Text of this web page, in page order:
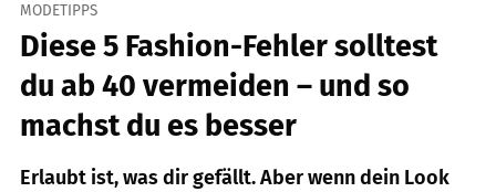
MODETIPPS
Diese 5 Fashion-Fehler solltest
du ab 40 vermeiden – und so
machst du es besser
Erlaubt ist, was dir gefällt. Aber wenn dein Look